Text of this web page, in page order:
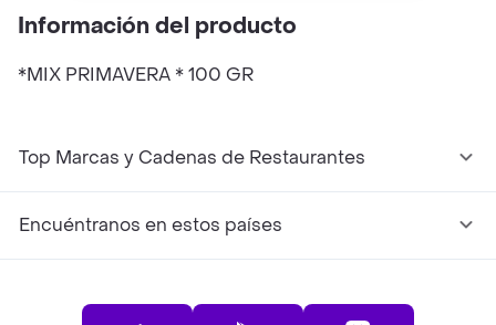
Información del producto
*MIX PRIMAVERA * 100 GR
Top Marcas y Cadenas de Restaurantes
Encuéntranos en estos países